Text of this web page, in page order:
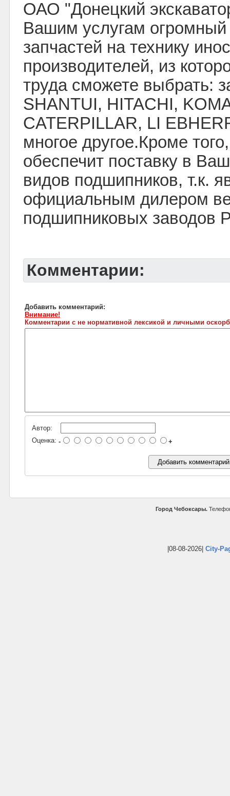
ОАО "Донецкий
Вашим услугам огромный
запчастей на технику
производителей, из
труда сможете выбрать:
SHANTUI, HITACHI,
CATERPILLAR, LI
многое другое.Кроме
обеспечит поставку в
видов подшипников, т.к.
официальным дилером
подшипниковых заводов
Комментарии:
Добавить комментарий:
Внимание!
Комментарии с не нормативной лексикой и личными
Автор:
Оценка: - +
Город Чебоксары.
|08-08-2026| City-